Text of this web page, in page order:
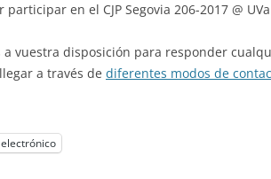
en el CJP Segovia 206-2017 @
a vuestra disposición para responder
a través de diferentes modos de